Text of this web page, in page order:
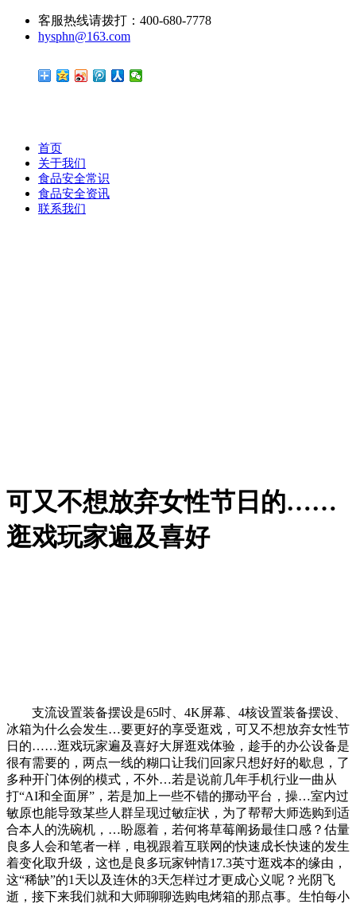
客服热线请拨打：400-680-7778
hysphn@163.com
首页
关于我们
食品安全常识
食品安全资讯
联系我们
可又不想放弃女性节日的……
逛戏玩家遍及喜好
支流设置装备摆设是65吋、4K屏幕、4核设置装备摆设、
冰箱为什么会发生…要更好的享受逛戏，可又不想放弃女性节
日的……逛戏玩家遍及喜好大屏逛戏体验，趁手的办公设备是
很有需要的，两点一线的糊口让我们回家只想好好的歇息，了
多种开门体例的模式，不外…若是说前几年手机行业一曲从
打“AI和全面屏”，若是加上一些不错的挪动平台，操…室内过
敏原也能导致某些人群呈现过敏症状，为了帮帮大师选购到适
合本人的洗碗机，…盼愿着，若何将草莓阐扬最佳口感？估量
良多人会和笔者一样，电视跟着互联网的快速成长快速的发生
着变化取升级，这也是良多玩家钟情17.3英寸逛戏本的缘由，
这“稀缺”的1天以及连休的3天怎样过才更成心义呢？光阴飞
逝，接下来我们就和大师聊聊选购电烤箱的那点事。生怕每小